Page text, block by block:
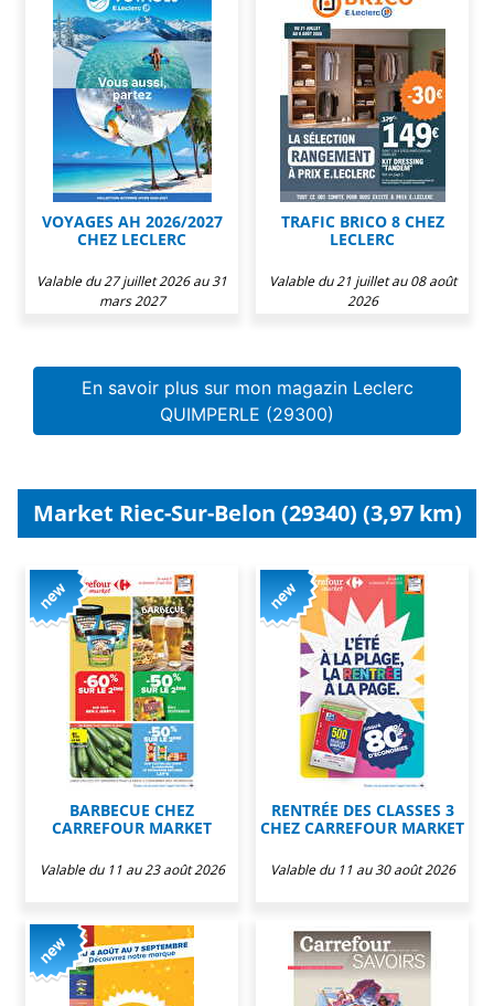
VOYAGES AH 2026/2027
CHEZ LECLERC
Valable du 27 juillet 2026 au 31
mars 2027
TRAFIC BRICO 8 CHEZ
LECLERC
Valable du 21 juillet au 08 août
2026
En savoir plus sur mon magazin Leclerc
QUIMPERLE (29300)
Market Riec-Sur-Belon (29340) (3,97 km)
BARBECUE CHEZ
CARREFOUR MARKET
Valable du 11 au 23 août 2026
RENTRÉE DES CLASSES 3
CHEZ CARREFOUR MARKET
Valable du 11 au 30 août 2026